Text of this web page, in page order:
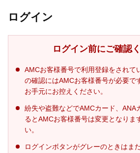
ログイン
ログイン前にご確認
AMCお客様番号で利用登録をされて
の確認にはAMCお客様番号が必要で
お手元にお控えください。
紛失や盗難などでAMCカード、ANA
るとAMCお客様番号は変更となりま
い。
ログインボタンがグレーのときはま